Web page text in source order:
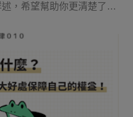
，希望幫助你更清楚了解